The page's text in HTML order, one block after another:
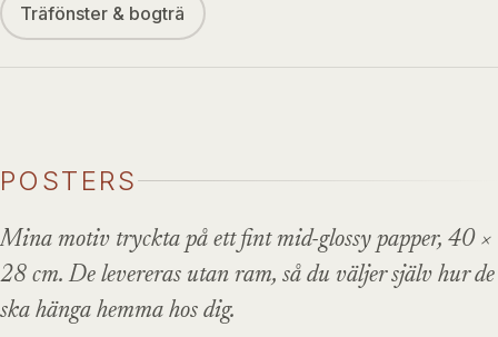
Träfönster & bogträ
POSTERS
Mina motiv tryckta på ett fint mid-glossy papper, 40 ×
28 cm. De levereras utan ram, så du väljer själv hur de
ska hänga hemma hos dig.